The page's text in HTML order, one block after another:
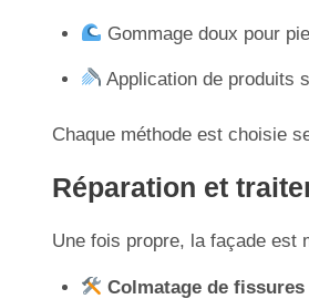
Gommage doux pour
Application de produits
Chaque méthode est choisie
Réparation et
Une fois propre, la façade est
Colmatage de fissures